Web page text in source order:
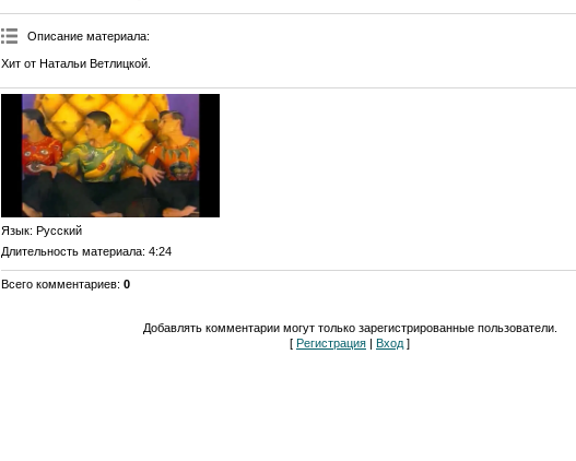
Описание материала:
Хит от Натальи Ветлицкой.
Язык: Русский
Длительность материала: 4:24
Всего комментариев: 0
Добавлять комментарии могут только зарегистрированные пользователи.
[ Регистрация | Вход ]